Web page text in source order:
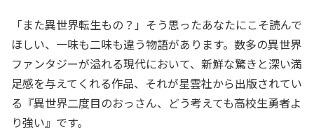
「また異世界転生もの？」そう思ったあなたにこそ読んで
ほしい、一味も二味も違う物語があります。数多の異世界
ファンタジーが溢れる現代において、新鮮な驚きと深い満
足感を与えてくれる作品、それが星雲社から出版されてい
る『異世界二度目のおっさん、どう考えても高校生勇者よ
り強い』です。